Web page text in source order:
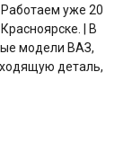
уже 20
| В
модели ВАЗ,
деталь,